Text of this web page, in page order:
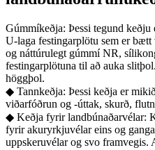
Gúmmíkeðja: Þessi tegund
U-laga festingarplötu sem er
og náttúrulegt gúmmí NR,
festingarplötuna til að auka
höggþol.
◆ Tannkeðja: Þessi keðja er
viðarfóðrun og -úttak, skurð,
◆ Keðja fyrir landbúnaðarvélar:
fyrir akuryrkjuvélar eins og
uppskeruvélar og svo framvegis.